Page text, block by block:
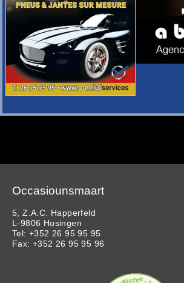
Occasiounsmaart
5, Z.A.C. Happerfeld
L-9806 Hosingen
Tel: +352 26 95 95 95
Fax: +352 26 95 95 96